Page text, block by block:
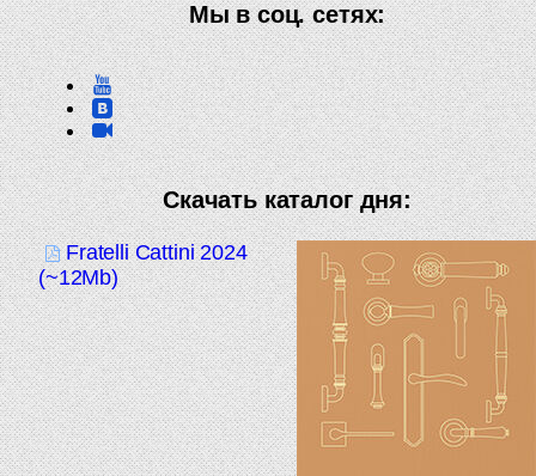
Мы в соц. сетях:
Скачать каталог дня:
Fratelli Cattini 2024
(~12Mb)